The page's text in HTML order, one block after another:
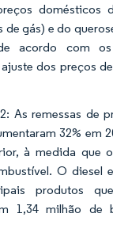
domésticos
gás) e do
acordo com
dos preços
As remessas de
32% em
à medida que
O diesel
produtos
1,34 milhão de